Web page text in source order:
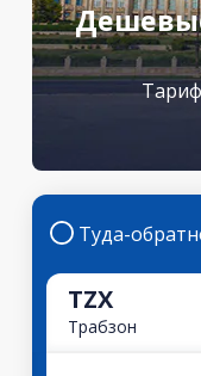
Туда-
TZX
Трабзон